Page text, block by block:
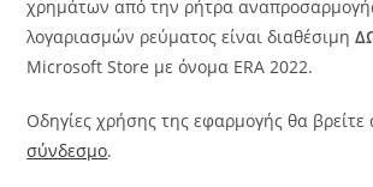
χρημάτων από την ρήτρα
λογαριασμών ρεύματος είναι διαθέσιμη
Microsoft Store με όνομα ERA 2022.
Οδηγίες χρήσης της εφαρμογής θα
σύνδεσμο.